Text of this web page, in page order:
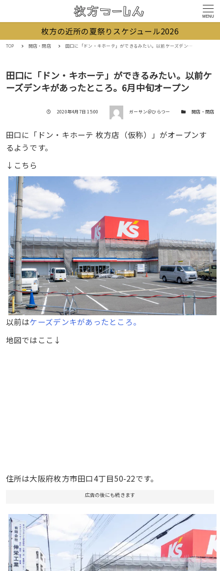
MENU
枚方の近所の夏祭りスケジュール2026
TOP 開店・閉店 田口に「ドン・キホーテ」ができるみたい。以前ケーズデンキがあったところ。6月中旬オープン
田口に「ドン・キホーテ」ができるみたい。以前ケ
ーズデンキがあったところ。6月中旬オープン
投稿日
2020年4月7日 15:00 著者 ガーサン＠ひらつー カテゴリー開店・閉店
田口に「ドン・キホーテ 枚方店（仮称）」がオープンす
るようです。
↓こちら
以前はケーズデンキがあったところ。
地図ではここ↓
住所は大阪府枚方市田口4丁目50-22です。
広告の後にも続きます